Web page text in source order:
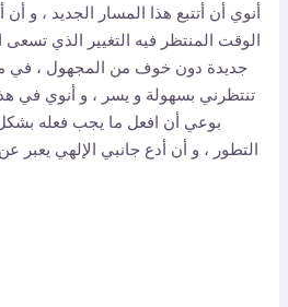
أنوي أن أتتبع هذا المسار الجديد ، و
الوقت المنتظر فيه التغيير الذي تسعى
جديدة دون خوف من المجهول ، في
تنتظرني بسهولة و يسر ، و أنوي في
بوعي أن افعل ما يجب فعله
التطور ، و أن أدع جانبي الإلهي يعبر